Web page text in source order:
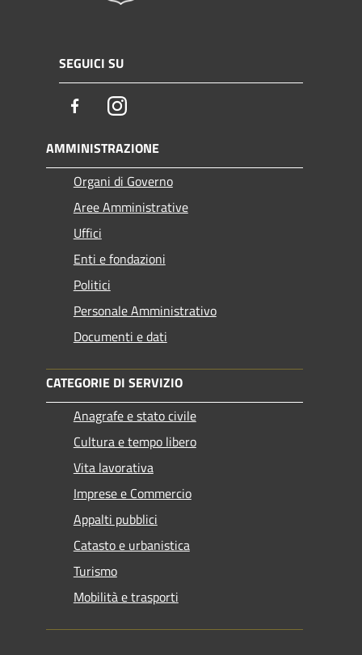
SEGUICI SU
FacebookInstagram
AMMINISTRAZIONE
Organi di Governo
Aree Amministrative
Uffici
Enti e fondazioni
Politici
Personale Amministrativo
Documenti e dati
CATEGORIE DI SERVIZIO
Anagrafe e stato civile
Cultura e tempo libero
Vita lavorativa
Imprese e Commercio
Appalti pubblici
Catasto e urbanistica
Turismo
Mobilità e trasporti